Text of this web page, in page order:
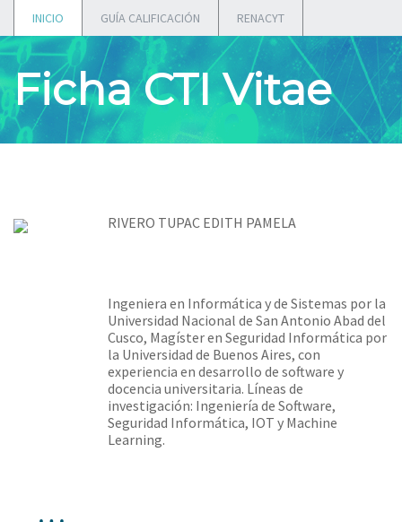
INICIO GUÍA CALIFICACIÓN RENACYT
Ficha CTI Vitae
RIVERO TUPAC EDITH PAMELA
Ingeniera en Informática y de Sistemas por la
Universidad Nacional de San Antonio Abad del
Cusco, Magíster en Seguridad Informática por
la Universidad de Buenos Aires, con
experiencia en desarrollo de software y
docencia universitaria. Líneas de
investigación: Ingeniería de Software,
Seguridad Informática, IOT y Machine
Learning.